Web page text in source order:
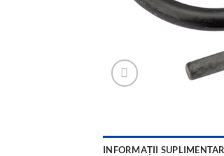
INFORMAȚII